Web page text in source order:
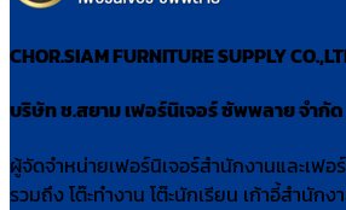
CHOR.SIAM FURNITURE SUPPLY
บริษัท ช.สยาม เฟอร์นิเจอร์ ซัพพลาย จำกัด
ผู้จัดจำหน่ายเฟอร์นิเจอร์สำนักงานและเฟอ
รวมถึง โต๊ะทำงาน โต๊ะนักเรียน เก้าอี้สำนัก